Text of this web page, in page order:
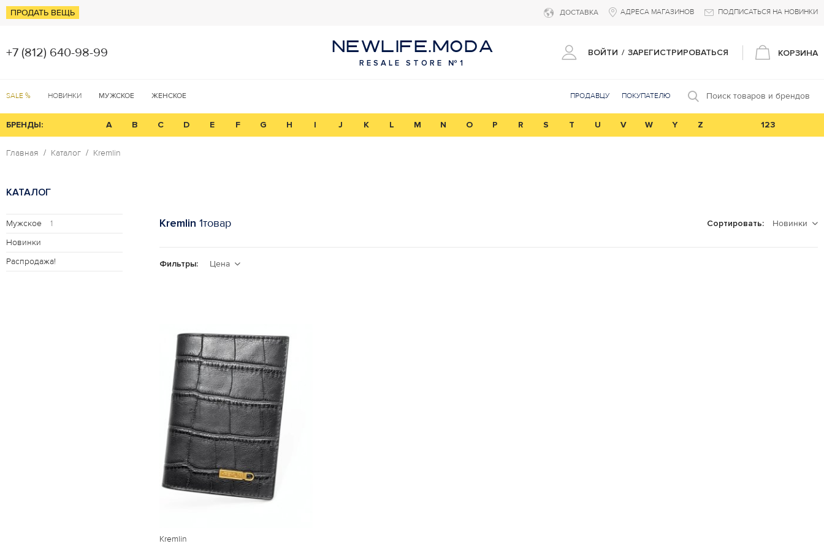
ПРОДАТЬ ВЕЩЬ ДОСТАВКА АДРЕСА МАГАЗИНОВ ПОДПИСАТЬСЯ НА НОВИНКИ
+7 (812) 640-98-99 NEWLIFE.MODA
RESALE STORE №1
ВОЙТИ / ЗАРЕГИСТРИРОВАТЬСЯ КОРЗИНА
SALE % НОВИНКИ МУЖСКОЕ ЖЕНСКОЕ ПРОДАВЦУ ПОКУПАТЕЛЮ Поиск товаров и брендов
БРЕНДЫ: A B C D E F G H I J K L M N O P R S T U V W Y Z 123
Главная Каталог Kremlin
КАТАЛОГ
Мужское
1
Новинки
Распродажа!
Kremlin 1товар Сортировать: Новинки
Фильтры: Цена
Kremlin